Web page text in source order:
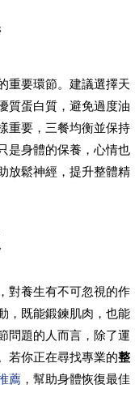
重要環節。建議選擇天
質蛋白質，避免過度油
重要，三餐均衡並保持
是身體的保養，心情也
放鬆神經，提升整體精
對養生有不可忽視的作
，既能鍛鍊肌肉，也能
問題的人而言，除了運
若你正在尋找專業的整
薦，幫助身體恢復最佳